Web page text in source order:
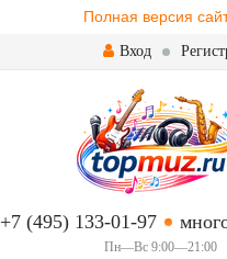
Полная версия
Вход
+7 (495) 133-01-97
Пн—Вс 9:00—21:00